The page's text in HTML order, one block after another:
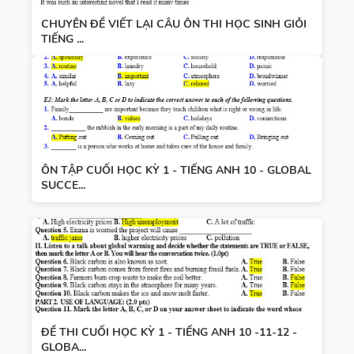
CHUYÊN ĐỀ VIẾT LẠI CÂU ÔN THI HỌC SINH GIỎI
TIẾNG ...
ÔN TẬP CUỐI HỌC KỲ 1 - TIẾNG ANH 10 - GLOBAL
SUCCE...
ĐỀ THI CUỐI HỌC KỲ 1 - TIẾNG ANH 10 -11-12 -
GLOBA...